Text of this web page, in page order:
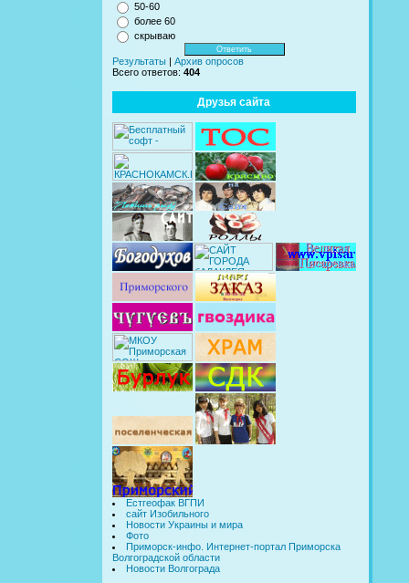
50-60
более 60
скрываю
Результаты
Архив опросов
Всего ответов: 404
Друзья сайта
Естгеофак ВГПИ
сайт Изобильного
Новости Украины и мира
Фото
Приморск-инфо. Интернет-портал Приморска
Волгоградской области
Новости Волгограда